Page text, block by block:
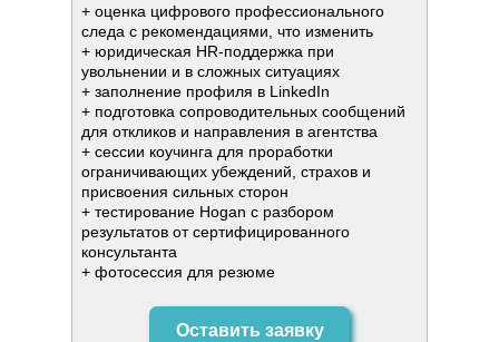
Оставить заявку
+ оценка цифрового профессионального
следа с рекомендациями, что изменить
+ юридическая HR-поддержка при
увольнении и в сложных ситуациях
+ заполнение профиля в LinkedIn
+ подготовка сопроводительных сообщений
для откликов и направления в агентства
+ сессии коучинга для проработки
ограничивающих убеждений, страхов и
присвоения сильных сторон
+ тестирование Hogan с разбором
результатов от сертифицированного
консультанта
+ фотосессия для резюме